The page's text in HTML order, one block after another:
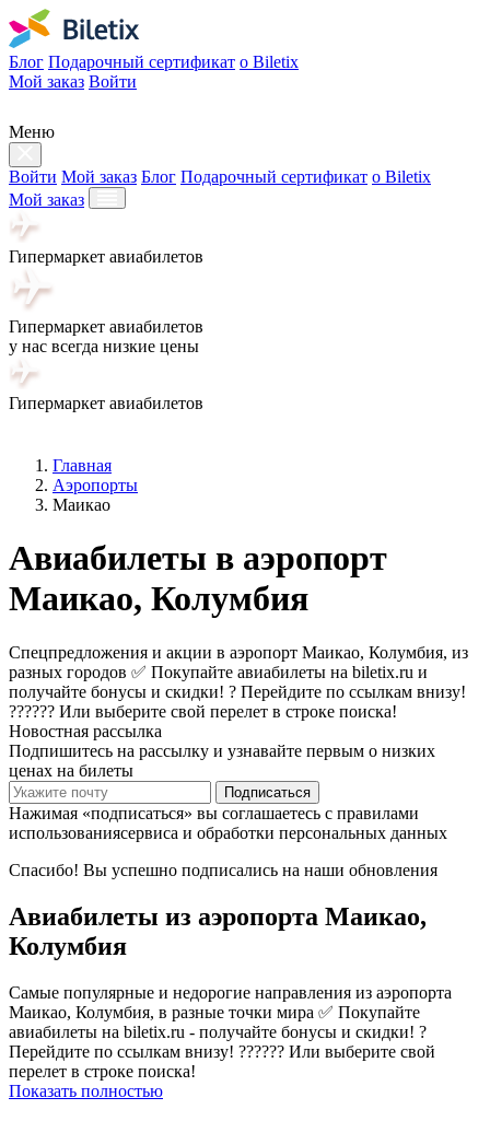
Блог Подарочный сертификат о Biletix
Мой заказ Войти
Меню
Войти Мой заказ Блог Подарочный сертификат о Biletix
Мой заказ
Гипермаркет авиабилетов
Гипермаркет авиабилетов
у нас всегда низкие цены
Гипермаркет авиабилетов
Главная
Аэропорты
Маикао
Авиабилеты в аэропорт
Маикао, Колумбия
Спецпредложения и акции в аэропорт Маикао, Колумбия, из
разных городов ✅ Покупайте авиабилеты на biletix.ru и
получайте бонусы и скидки! ? Перейдите по ссылкам внизу!
?????? Или выберите свой перелет в строке поиска!
Новостная рассылка
Подпишитесь на рассылку и узнавайте первым о низких
ценах на билеты
Подписаться
Нажимая «подписаться» вы соглашаетесь с правилами
использованиясервиса и обработки персональных данных
Спасибо! Вы успешно подписались на наши обновления
Авиабилеты из аэропорта Маикао,
Колумбия
Самые популярные и недорогие направления из аэропорта
Маикао, Колумбия, в разные точки мира ✅ Покупайте
авиабилеты на biletix.ru - получайте бонусы и скидки! ?
Перейдите по ссылкам внизу! ?????? Или выберите свой
перелет в строке поиска!
Показать полностью